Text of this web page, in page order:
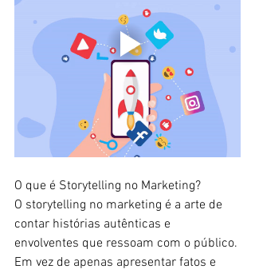
O que é Storytelling no Marketing?
O storytelling no marketing é a arte de
contar histórias autênticas e
envolventes que ressoam com o público.
Em vez de apenas apresentar fatos e